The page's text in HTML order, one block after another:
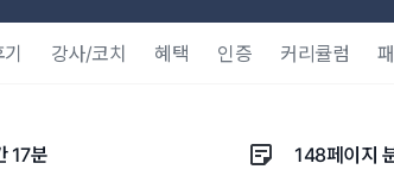
강사/코치 혜택 인증 커리큘럼
17분 148페이지